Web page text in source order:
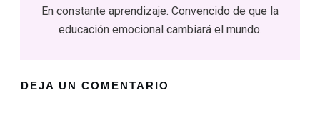
En constante aprendizaje. Convencido de que la
educación emocional cambiará el mundo.
DEJA UN COMENTARIO